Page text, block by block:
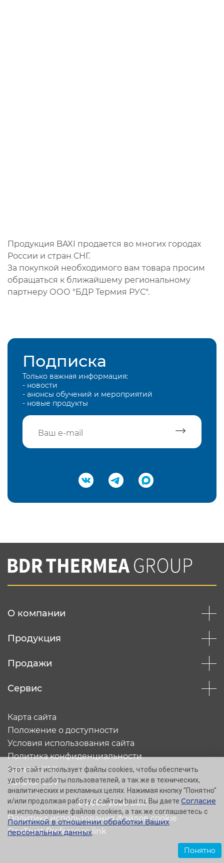
Продукция BAXI продается во многих городах
России и стран СНГ.
За покупкой необходимого вам товара просим
обращаться к ближайшему региональному
партнеру ООО "БДР Термия РУС".
Подписка
Только важная информация:
- новости
- анонсы обучений и мероприятий
- новые продукты
Подтвердить e-mail
Вы соглашаетесь с нашей политикой
конфеденциальности
О компании
Продукция
Продажи
Сервис
© 2005-2026 Baxi
Карта сайта
Положение о доступности
Условия использования сайта
Политика конфиденциальности
Каталог XML
Каталог CSV
Политика использования файлов cookie
OneTrust Preference link
Этот сайт использует файлы cookies, чтобы обеспечить
удобство работы пользователей, а так же в технических,
аналитических и рекламных целях. Нажимая кнопку "Понятно"
и/или продолжая работу с сайтом baxi.ru, Вы даете Согласие
на использование файлов cookies, а так же соглашаетесь с
Политикой в отношении обработки Ваших
персональных данных.
Понятно